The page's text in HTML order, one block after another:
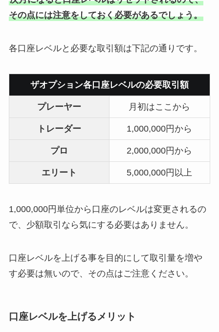
その点には注意をしておく必要があるでしょう。
各口座レベルと必要な取引額は下記の通りです。
ザオプション各口座レベルの必要取引額
プレーヤー 月初はここから
トレーダー 1,000,000円から
プロ 2,000,000円から
エリート 5,000,000円以上
1,000,000円単位から口座のレベルは変更されるの
で、少額取引なら気にする必要はありません。
口座レベルを上げる事を目的にして取引量を増や
す必要は無いので、その点はご注意ください。
口座レベルを上げるメリット